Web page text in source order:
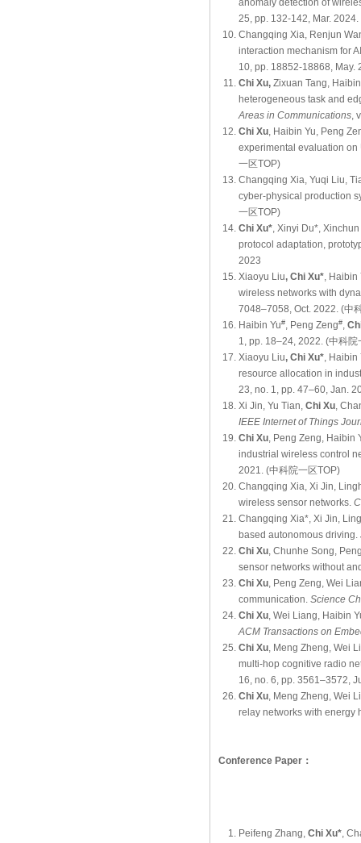
anomaly detection of
25, pp. 132-142, Mar. 2024.
Changqing Xia, Renjun
interaction mechanism for
10, pp. 18852-18868, May.
Chi Xu, Zixuan Tang,
heterogeneous task and
Areas in Communications,
Chi Xu, Haibin Yu, Peng
experimental evaluation
一区TOP)
Changqing Xia, Yuqi Liu,
cyber-physical production
一区TOP)
Chi Xu*, Xinyi Du*,
protocol adaptation,
2023
Xiaoyu Liu, Chi Xu*, Haibin
wireless networks with
7048–7058, Oct. 2022. (中
Haibin Yu#, Peng Zeng#,
1, pp. 18–24, 2022. (中科
Xiaoyu Liu, Chi Xu*, Haibin
resource allocation in
23, no. 1, pp. 47–60, Jan.
Xi Jin, Yu Tian, Chi Xu,
IEEE Internet of Things
Chi Xu, Peng Zeng, Haibin
industrial wireless control
2021. (中科院一区TOP)
Changqing Xia, Xi Jin,
wireless sensor networks.
Changqing Xia*, Xi Jin,
based autonomous driving.
Chi Xu, Chunhe Song,
sensor networks without
Chi Xu, Peng Zeng, Wei
communication. Science
Chi Xu, Wei Liang, Haibin
ACM Transactions on
Chi Xu, Meng Zheng, Wei
multi-hop cognitive radio
16, no. 6, pp. 3561–3572,
Chi Xu, Meng Zheng, Wei
relay networks with energy
Conference Paper：
Peifeng Zhang, Chi Xu*,